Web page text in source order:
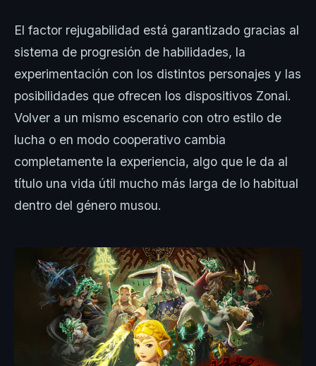
El factor rejugabilidad está garantizado gracias al
sistema de progresión de habilidades, la
experimentación con los distintos personajes y las
posibilidades que ofrecen los dispositivos Zonai.
Volver a un mismo escenario con otro estilo de
lucha o en modo cooperativo cambia
completamente la experiencia, algo que le da al
título una vida útil mucho más larga de lo habitual
dentro del género musou.